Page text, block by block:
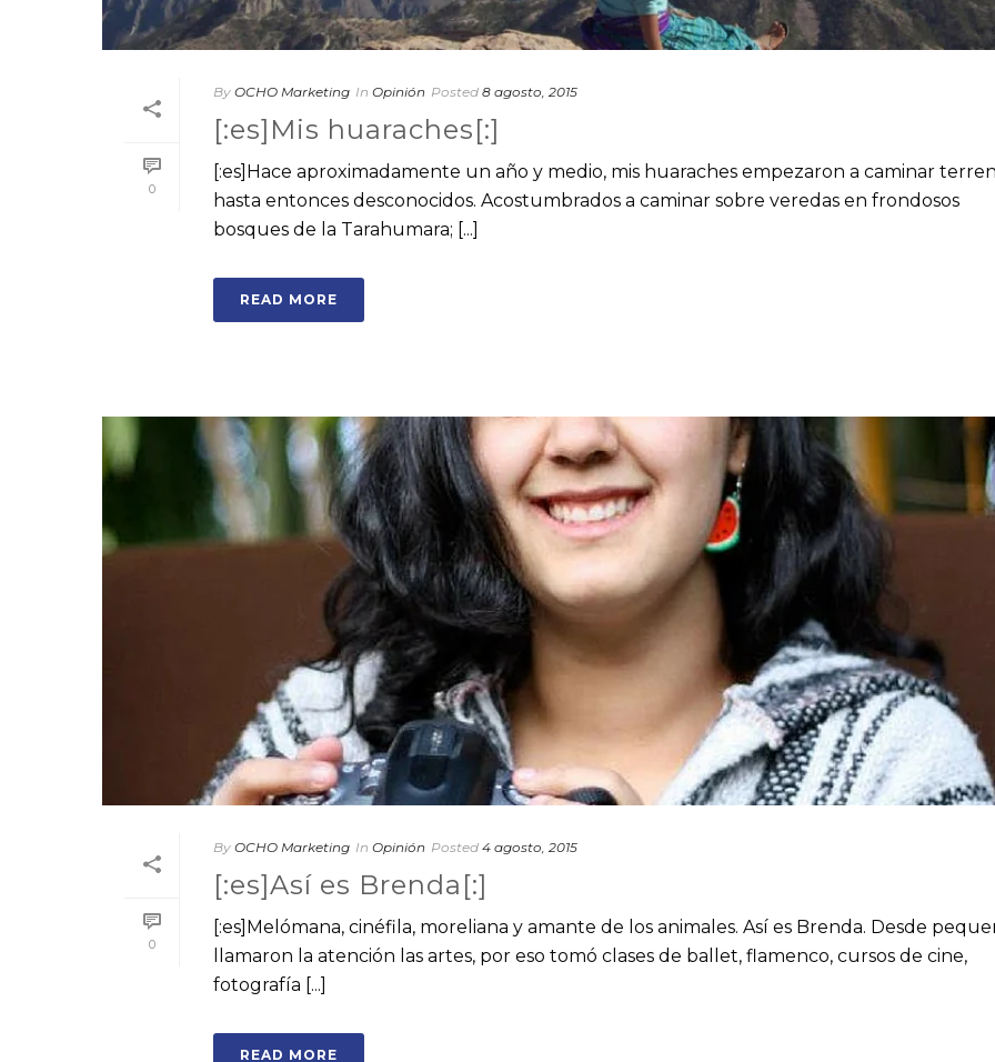
0
By OCHO Marketing In Opinión Posted 8 agosto, 2015
[:es]Mis huaraches[:]
[:es]Hace aproximadamente un año y medio, mis huaraches empezaron a caminar
hasta entonces desconocidos. Acostumbrados a caminar sobre veredas en frondosos
bosques de la Tarahumara; [...]
READ MORE
0
By OCHO Marketing In Opinión Posted 4 agosto, 2015
[:es]Así es Brenda[:]
[:es]Melómana, cinéfila, moreliana y amante de los animales. Así es Brenda. Desde
llamaron la atención las artes, por eso tomó clases de ballet, flamenco, cursos de cine,
fotografía [...]
READ MORE